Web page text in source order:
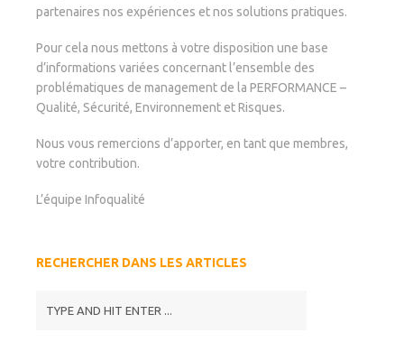
partenaires nos expériences et nos solutions pratiques.
Pour cela nous mettons à votre disposition une base
d’informations variées concernant l’ensemble des
problématiques de management de la PERFORMANCE –
Qualité, Sécurité, Environnement et Risques.
Nous vous remercions d’apporter, en tant que membres,
votre contribution.
L’équipe Infoqualité
RECHERCHER DANS LES ARTICLES